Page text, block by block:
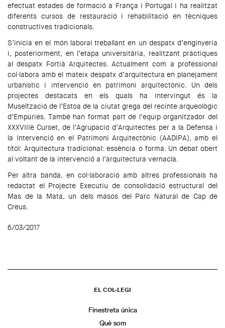
efectuat estades de formació a França i Portugal i ha realitzat
diferents cursos de restauració i rehabilitació en tècniques
constructives tradicionals.
S’inicia en el món laboral treballant en un despatx d’enginyeria
i, posteriorment, en l’etapa universitària, realitzant pràctiques
al despatx Fortià Arquitectes. Actualment com a professional
col·labora amb el mateix despatx d’arquitectura en planejament
urbanístic i intervenció en patrimoni arquitectònic. Un dels
projectes destacats en els quals ha intervingut és la
Museïtzació de l’Estoa de la ciutat grega del recinte arqueològic
d’Empúries. També han format part de l’equip organitzador del
XXXVIIIè Curset, de l’Agrupació d’Arquitectes per a la Defensa i
la Intervenció en el Patrimoni Arquitectònic (AADIPA), amb el
títol: Arquitectura tradicional: essència o forma. Un debat obert
al voltant de la intervenció a l’arquitectura vernacla.
Per altra banda, en col·laboració amb altres professionals ha
redactat el Projecte Executiu de consolidació estructural del
Mas de la Mata, un dels masos del Parc Natural de Cap de
Creus.
6/03/2017
EL COL·LEGI
Finestreta única
Què som